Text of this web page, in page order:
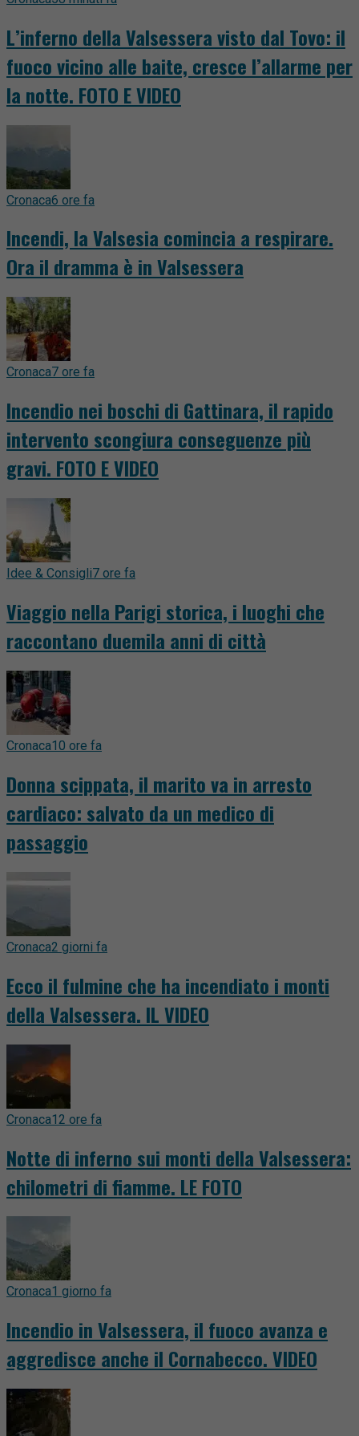
L’inferno della Valsessera visto dal Tovo: il
fuoco vicino alle baite, cresce l’allarme per
la notte. FOTO E VIDEO
Cronaca6 ore fa
Incendi, la Valsesia comincia a respirare.
Ora il dramma è in Valsessera
Cronaca7 ore fa
Incendio nei boschi di Gattinara, il rapido
intervento scongiura conseguenze più
gravi. FOTO E VIDEO
Idee & Consigli7 ore fa
Viaggio nella Parigi storica, i luoghi che
raccontano duemila anni di città
Cronaca10 ore fa
Donna scippata, il marito va in arresto
cardiaco: salvato da un medico di
passaggio
Cronaca2 giorni fa
Ecco il fulmine che ha incendiato i monti
della Valsessera. IL VIDEO
Cronaca12 ore fa
Notte di inferno sui monti della Valsessera:
chilometri di fiamme. LE FOTO
Cronaca1 giorno fa
Incendio in Valsessera, il fuoco avanza e
aggredisce anche il Cornabecco. VIDEO